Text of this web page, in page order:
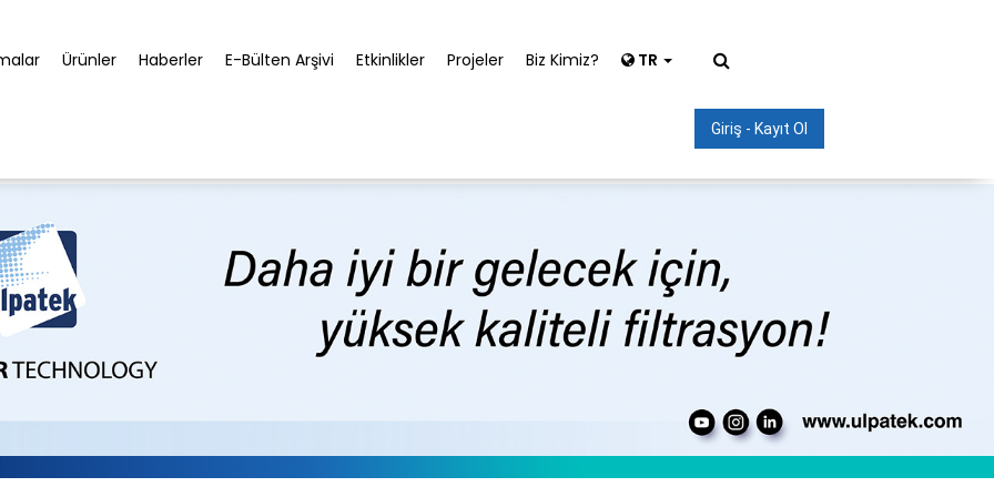
Ürünler Haberler E-Bülten Arşivi Etkinlikler Projeler Biz Kimiz? TR
Giriş - Kayıt Ol